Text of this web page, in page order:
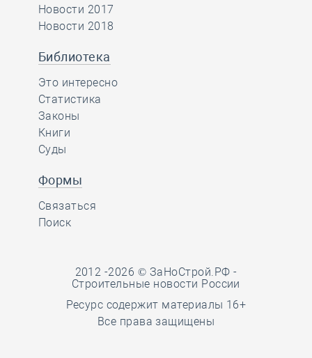
Новости 2017
Новости 2018
Библиотека
Это интересно
Статистика
Законы
Книги
Суды
Формы
Связаться
Поиск
2012 -2026 © ЗаНоСтрой.РФ -
Строительные новости России
Ресурс содержит материалы 16+
Все права защищены